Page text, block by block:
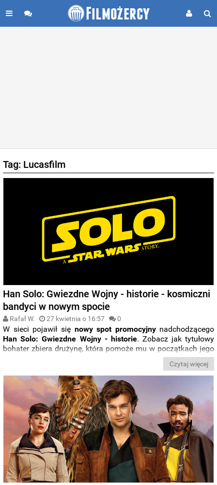
Tag: Lucasfilm
Han Solo: Gwiezdne Wojny - historie - kosmiczni
bandyci w nowym spocie
Rafał W. 27 kwietnia o 16:57 0
W sieci pojawił się nowy spot promocyjnynadchodzącego
Han Solo: Gwiezdne Wojny - historie. Zobacz jak tytułowy
bohater zbiera drużynę, która pomoże mu w początkach jego
Czytaj więcej